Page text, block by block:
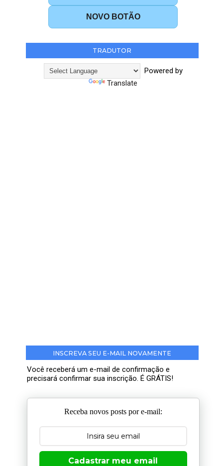
NOVO BOTÃO
TRADUTOR
Powered by
Translate
INSCREVA SEU E-MAIL NOVAMENTE
Você receberá um e-mail de confirmação e
precisará confirmar sua inscrição. É GRÁTIS!
Receba novos posts por e-mail:
Cadastrar meu email